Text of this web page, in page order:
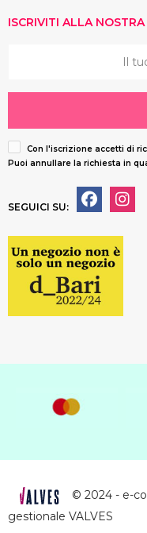
ISCRIVITI ALLA
Con l'iscrizione accetti di
Puoi annullare la richiesta in
SEGUICI SU:
© 2024 - e-
gestionale VALVES